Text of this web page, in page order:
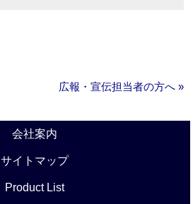
広報・宣伝担当者の方へ »
会社案内
サイトマップ
Product List